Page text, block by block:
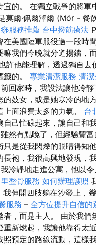
宜的。 在獨立戰爭的將
莫爾·佩爾澤爾 (Mór - 餐
服務推薦 台中撥筋療法
美國陸軍服役過一段時
我們今晚就分道揚鑣，
許他能理解，透過獨自
的。 專業清潔服務 清潔
回家時，我設法讓他冷靜
的妓女，或是她寒冷的
面浪費太多的力氣。 台
己忙碌起來，讓自己和
雖然有點晚了，但經驗豐
是從我閃爍的眼睛得知
長袍，我很高興地發現，
我冷靜地走進公寓，他以
整骨服務 如何辦理護照
我伸開四肢躺在沙發上，
服務 – 全方位提升自信的
，而是主人。 由於我們
新燃起，我讓他靠得太
預定的路線流動，這樣